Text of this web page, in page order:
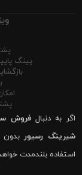
پینگ
اگر به دنبالفروش
شیرینگ رسیوربدون
استفاده بلندمدت